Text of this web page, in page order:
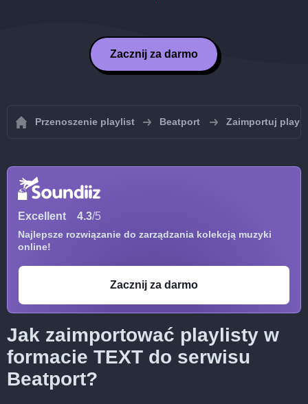
Zacznij za darmo
Przenoszenie playlist Beatport Zaimportuj
Excellent 4.3/5
Najlepsze rozwiązanie do zarządzania kolekcją muzyki
online!
Zacznij za darmo
Jak zaimportować playlisty w
formacie TEXT do serwisu
Beatport?